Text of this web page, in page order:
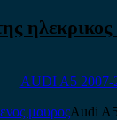
ηλεκρικος
AUDI A5 2007-
Audi